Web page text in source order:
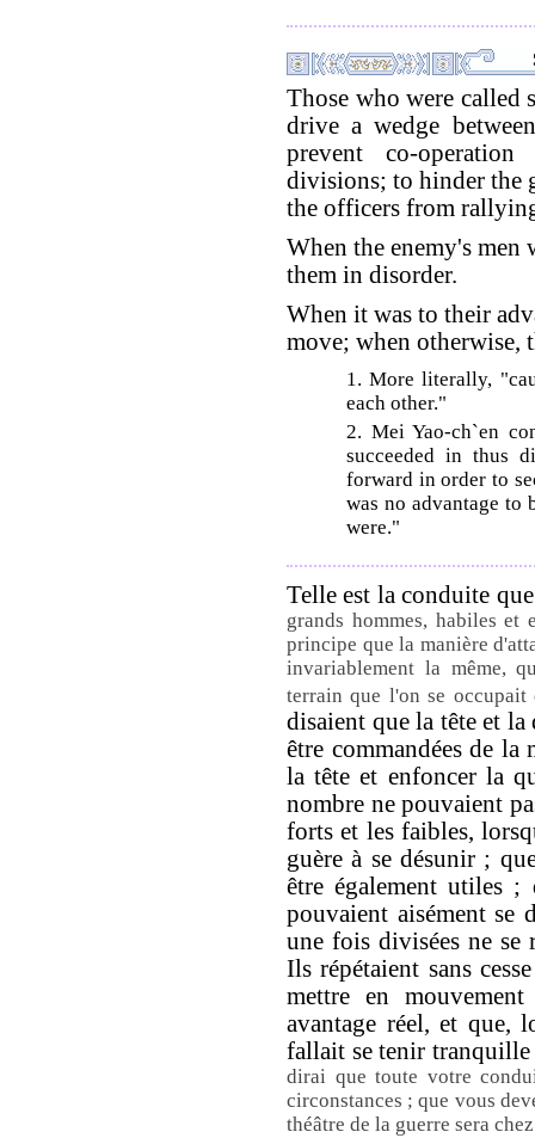
Those who were
drive a wedge
prevent co-
divisions; to hinder the
the officers from
When the enemy's men
them in disorder.
When it was to their
move; when otherwise,
1. More literally,
each other."
2. Mei Yao-ch`en
succeeded in thus
forward in order to
was no advantage to
were."
Telle est la conduite
grands hommes, habiles et
principe que la manière
invariablement la même,
terrain que l'on se
disaient que la tête et la
être commandées de
la tête et enfoncer la
nombre ne pouvaient
forts et les faibles,
guère à se désunir ;
être également utiles ;
pouvaient aisément se
une fois divisées ne se
Ils répétaient sans
mettre en
avantage réel, et que,
fallait se tenir
dirai que toute votre
circonstances ; que vous
théâtre de la guerre sera